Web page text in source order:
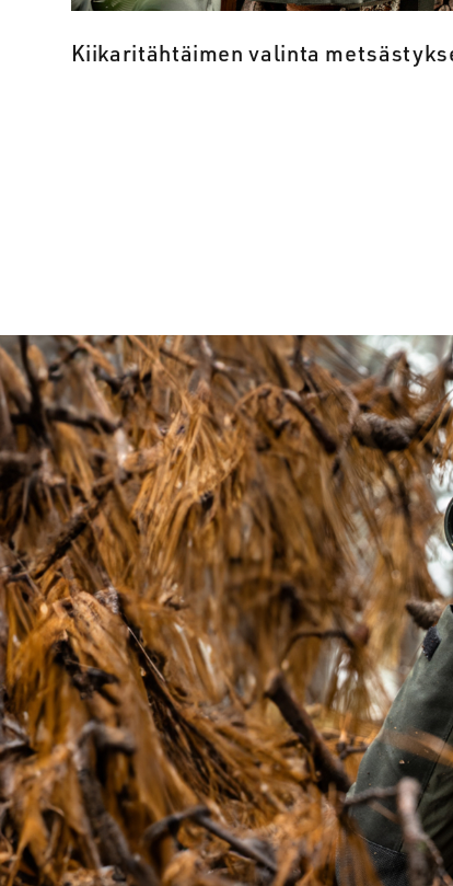
Kiikaritähtäimen valinta